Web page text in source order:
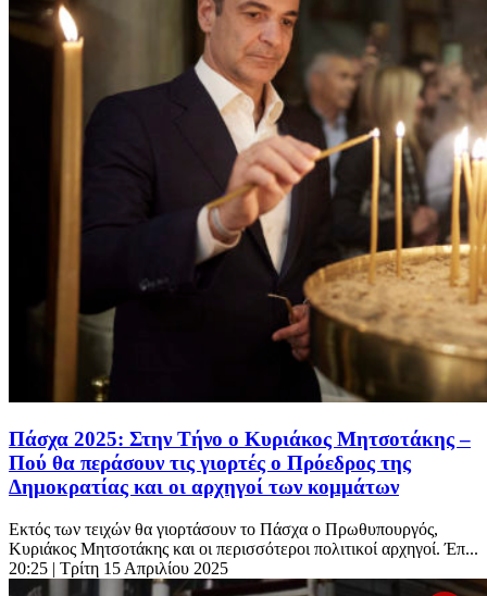
Πάσχα 2025: Στην Τήνο ο Κυριάκος Μητσοτάκης –
Πού θα περάσουν τις γιορτές ο Πρόεδρος της
Δημοκρατίας και οι αρχηγοί των κομμάτων
Εκτός των τειχών θα γιορτάσουν το Πάσχα ο Πρωθυπουργός,
Κυριάκος Μητσοτάκης και οι περισσότεροι πολιτικοί αρχηγοί. Έπ...
20:25 | Τρίτη 15 Απριλίου 2025